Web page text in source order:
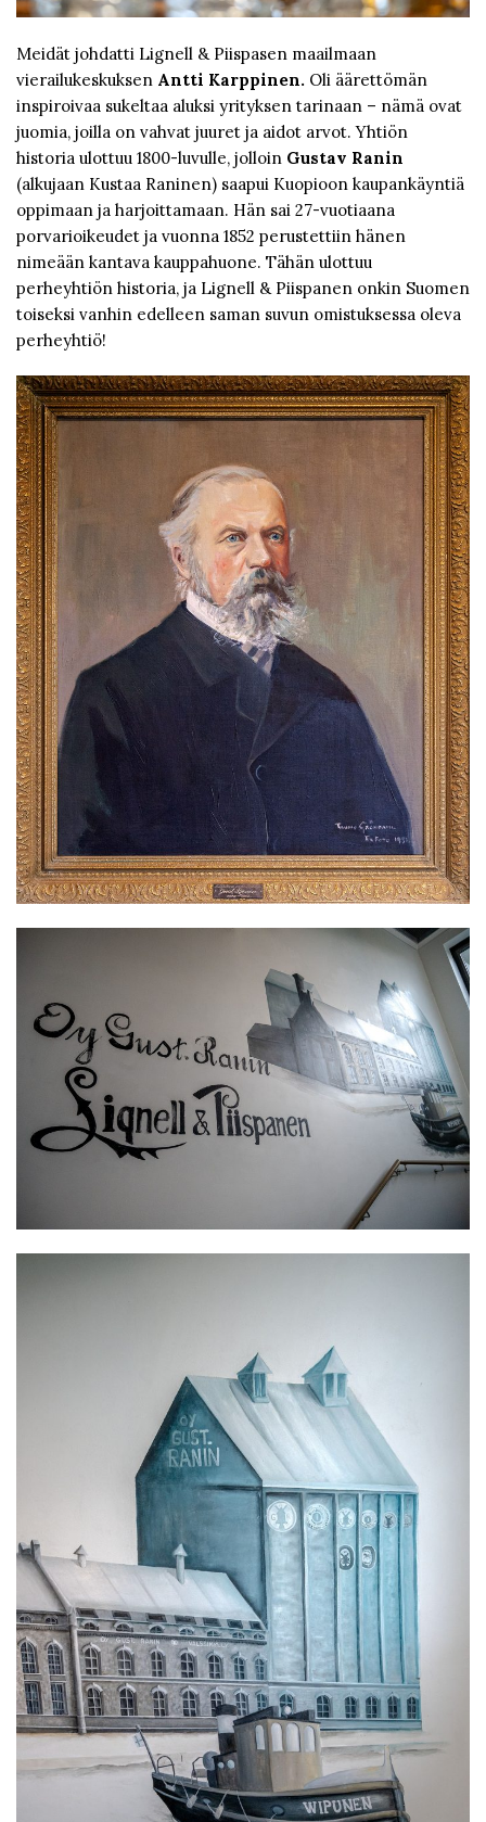
Meidät johdatti Lignell & Piispasen maailmaan
vierailukeskuksen Antti Karppinen. Oli äärettömän
inspiroivaa sukeltaa aluksi yrityksen tarinaan – nämä ovat
juomia, joilla on vahvat juuret ja aidot arvot. Yhtiön
historia ulottuu 1800-luvulle, jolloin Gustav Ranin
(alkujaan Kustaa Raninen) saapui Kuopioon kaupankäyntiä
oppimaan ja harjoittamaan. Hän sai 27-vuotiaana
porvarioikeudet ja vuonna 1852 perustettiin hänen
nimeään kantava kauppahuone. Tähän ulottuu
perheyhtiön historia, ja Lignell & Piispanen onkin Suomen
toiseksi vanhin edelleen saman suvun omistuksessa oleva
perheyhtiö!